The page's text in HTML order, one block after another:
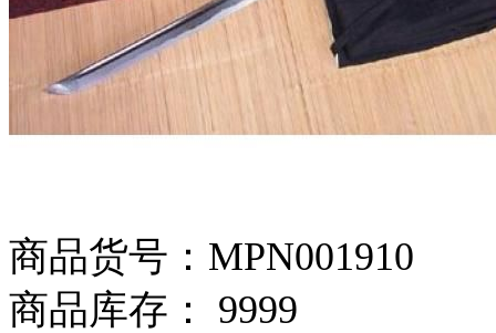
商品货号：MPN001910
商品库存： 9999